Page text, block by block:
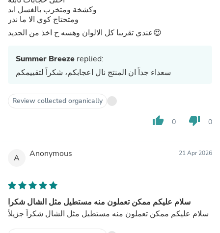
ومتحتاج كوي الا ما ندر
عندي تقريبا كل الالوان وهسه ح اخذ من الجديد😍
Summer Breeze replied:
سعداء جداً ان المنتج نال اعجابكم، شكراً لتقييمكم
Review collected organically
thumb_up 0 thumb_down 0
A Anonymous 21 Apr 2026
سلام عليكم ممكن تعملون منه مستطيل مثل الشال شكرا
سلام عليكم ممكن تعملون منه مستطيل مثل الشال شكراً جزيلاً